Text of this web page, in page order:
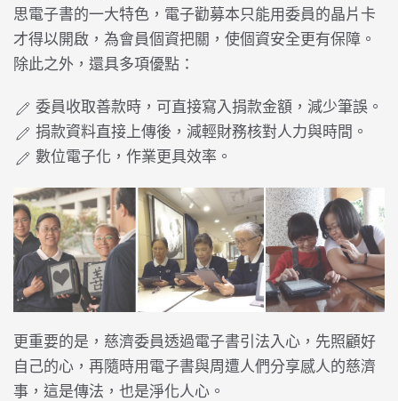
思電子書的一大特色，電子勸募本只能用委員的晶片卡
才得以開啟，為會員個資把關，使個資安全更有保障。
除此之外，還具多項優點：
委員收取善款時，可直接寫入捐款金額，減少筆誤。
捐款資料直接上傳後，減輕財務核對人力與時間。
數位電子化，作業更具效率。
更重要的是，慈濟委員透過電子書引法入心，先照顧好
自己的心，再隨時用電子書與周遭人們分享感人的慈濟
事，這是傳法，也是淨化人心。